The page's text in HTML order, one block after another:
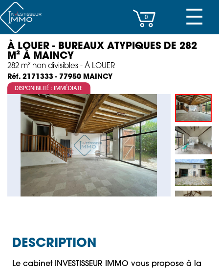
CENTRES D’AFFAIRES
IMMEUBLES DE RAPPORT
PROPERTY MANAGEMENT
PROGRAMMES NEUFS
INVESTISSEMENT
SOCIÉTÉ
ACTUALITÉS
☰
0
À LOUER - BUREAUX ATYPIQUES DE 282
M² À MAINCY
282 m² non divisibles - À LOUER
Réf. 2171333 - 77950 MAINCY
DISPONIBILITÉ : IMMÉDIATE
DESCRIPTION
Le cabinet INVESTISSEUR IMMO vous propose à la